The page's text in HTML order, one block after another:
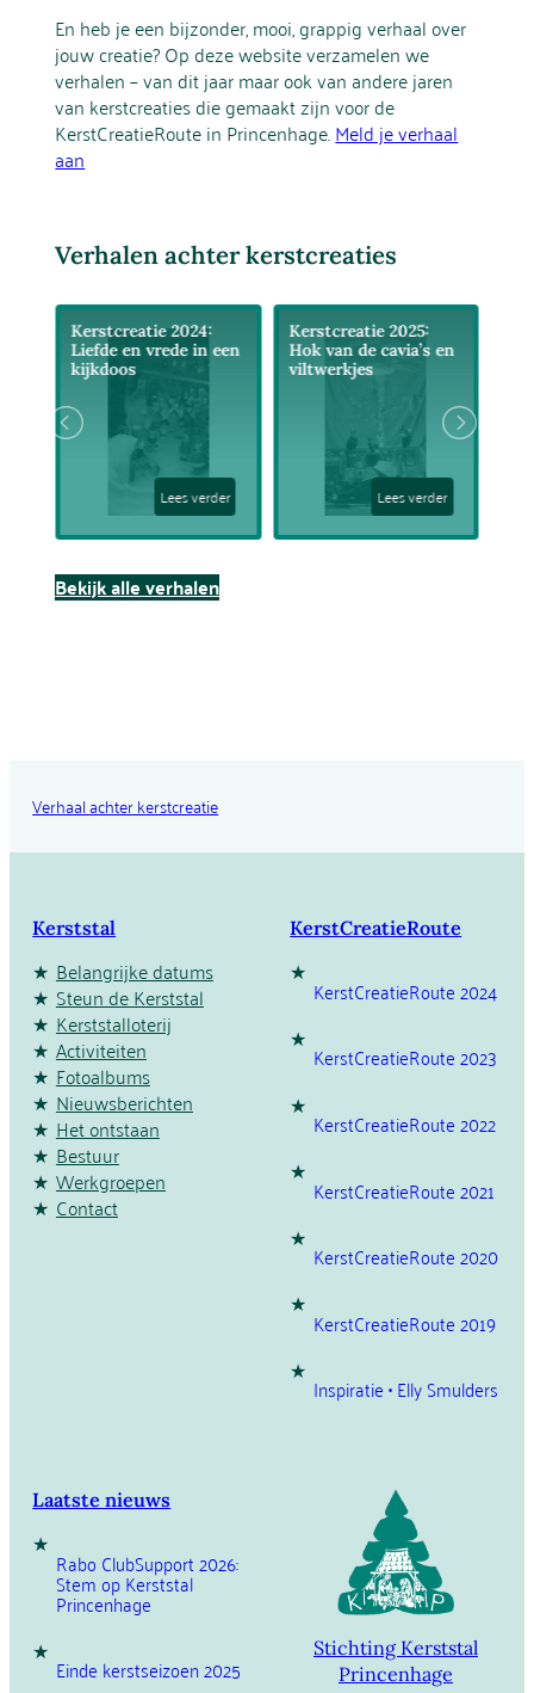
En heb je een bijzonder, mooi, grappig verhaal over
jouw creatie? Op deze website verzamelen we
verhalen – van dit jaar maar ook van andere jaren
van kerstcreaties die gemaakt zijn voor de
KerstCreatieRoute in Princenhage.Meld je verhaal
aan
Verhalen achter kerstcreaties
Kerstcreatie 2024:
Liefde en vrede in een
kijkdoos
Lees verder
Kerstcreatie 2025:
Hok van de cavia’s en
viltwerkjes
Lees verder
Bekijk alle verhalen
Verhaal achter kerstcreatie
Kerststal
Belangrijke datums
Steun de Kerststal
Kerststalloterij
Activiteiten
Fotoalbums
Nieuwsberichten
Het ontstaan
Bestuur
Werkgroepen
Contact
KerstCreatieRoute
KerstCreatieRoute 2024
KerstCreatieRoute 2023
KerstCreatieRoute 2022
KerstCreatieRoute 2021
KerstCreatieRoute 2020
KerstCreatieRoute 2019
Inspiratie • Elly Smulders
Laatste nieuws
Rabo ClubSupport 2026:
Stem op Kerststal
Princenhage
Einde kerstseizoen 2025
Stichting Kerststal
Princenhage